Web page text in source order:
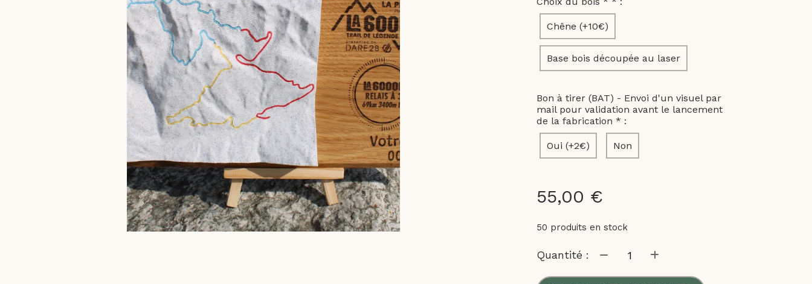
Chêne (+10€)
Base bois découpée au laser
Bon à tirer (BAT) - Envoi d'un visuel par
mail pour validation avant le lancement
de la fabrication * :
Oui (+2€) Non
55,00 €
50 produits en stock
Quantité :